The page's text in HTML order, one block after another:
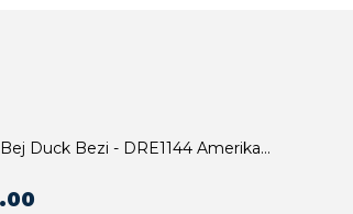
Açık Bej Duck Bezi - DRE1144 Amerikan Servis